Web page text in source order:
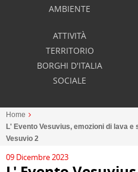
AMBIENTE
ATTIVITÀ
TERRITORIO
BORGHI D'ITALIA
SOCIALE
Home
L' Evento Vesuvius, emozioni di lava e
Vesuvio 2
09 Dicembre 2023